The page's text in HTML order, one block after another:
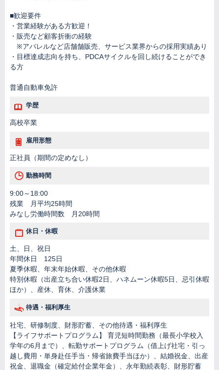
■歓迎要件
・営業経験がある方歓迎！
・販売など顧客折衝の経験
※アパレルなど店舗舗販売、サービス業界からの採用実績あり
・目標達成志向を持ち、PDCAサイクルを回し続けることができ
る方
普通自動車免許
学歴
高校卒業
雇用形態
正社員（期間の定めなし）
勤務時間
9:00～18:00
残業 月平均25時間
みなし労働時間数 月20時間
休日・休暇
土、日、祝日
年間休日 125日
夏季休暇、年末年始休暇、その他休暇
特別休暇（出産立ち合い休暇2日、ハネムーン休暇5日、忌引休暇
ほか）、産休、育休、介護休業
待遇・福利厚生
社宅、研修制度、財形貯蓄、その他待遇・福利厚生
【ライフサポートプログラム】 育児短時間勤務（最長小学校入
学年の6月まで）、転勤サポートプログラム（借上げ社宅・引っ
越し費用・単身赴任手当・帰省旅費手当ほか）、結婚祝金、出産
祝金、退職金（確定給付企業年金）、永年勤続表彰、財形貯蓄